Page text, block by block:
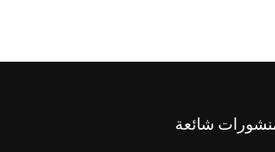
شائعة